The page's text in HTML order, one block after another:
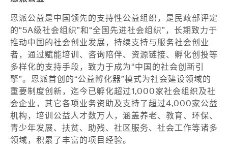
恩派公益是中国领先的支持性公益组织，是民政部评定
的“5A级社会组织”和“全国先进社会组织”，长期致力于
推动中国的社会创业发展，持续支持与服务社会创业
者，通过赋能培训、咨询陪伴、资源链接、孵化创投等
多样化的支持手段，致力于成为“中国的社会创新引
擎”。恩派首创的“公益孵化器”模式为社会建设领域的
重要制度创新，迄今已孵化超过1,000家社会组织及社
会企业，其它各项业务资助及支持了超过4,000家公益
机构，培训公益人才数万人，涵盖养老、教育、环保、
青少年发展、扶贫、助残、社区服务、社会工作等诸多
领域，积累了丰富的项目经验。